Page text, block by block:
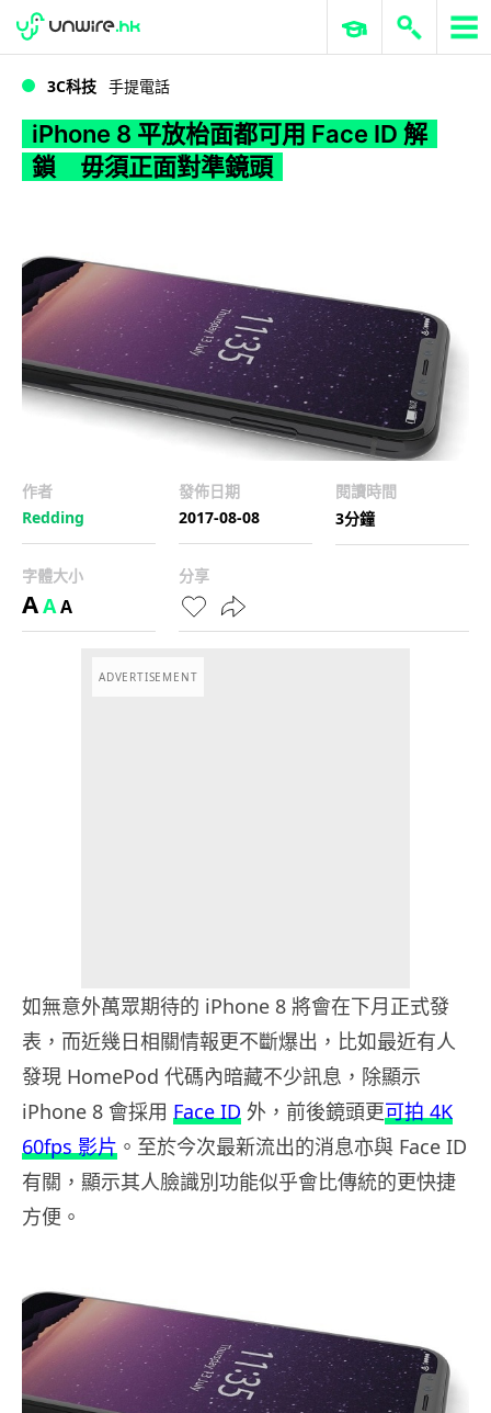
WWDC 2026 ERP 與商業 AI
3C科技 手提電話
iPhone 8 平放枱面都可用 Face ID 解
鎖 毋須正面對準鏡頭
作者
Redding
發佈日期
2017-08-08
閱讀時間
3分鐘
字體大小
AAA
分享
ADVERTISEMENT
如無意外萬眾期待的 iPhone 8 將會在下月正式發
表，而近幾日相關情報更不斷爆出，比如最近有人
發現 HomePod 代碼內暗藏不少訊息，除顯示
iPhone 8 會採用 Face ID 外，前後鏡頭更可拍 4K
60fps 影片 。至於今次最新流出的消息亦與 Face ID
有關，顯示其人臉識別功能似乎會比傳統的更快捷
方便。